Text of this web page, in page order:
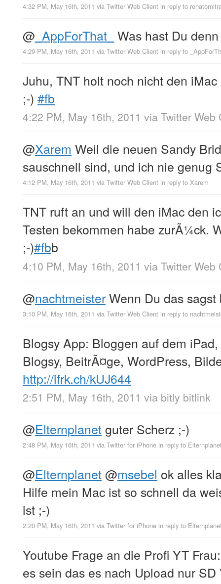
4:32 PM, May 16th, 2011 via Twitter Web Client in reply to
@ _AppForThat_ Was hast Du
4:29 PM, May 16th, 2011 via Twitter Web Client in reply to
Juhu, TNT holt noch nicht den
;-) #fb
4:22 PM, May 16th, 2011 via Twitter Web
@Xarem Weil die neuen Sandy
sauschnell sind, und ich nie genug
4:12 PM, May 16th, 2011 via Twitter Web Client in reply to Xarem
TNT ruft an und will den iMac den
Testen bekommen habe zurÃ¼ck.
;-)#fbb
4:10 PM, May 16th, 2011 via Twitter Web
@nachtmeisterWenn Du das
3:10 PM, May 16th, 2011 via Twitter Web Client in reply to
Blogsy App: Bloggen auf dem
Blogsy, BeitrÃ¤ge, WordPress,
http://ifrk.ch/kUJ644
2:51 PM, May 16th, 2011 via bitly bitlink
@Elternplanetguter Scherz ;-)
2:48 PM, May 16th, 2011 via Twitter for iPhone in reply to
@Elternplanet@msebel ok alles
Hilfe mein Mac ist so schnell da
ist ;-)
2:20 PM, May 16th, 2011 via Twitter for iPhone in reply to
Youtube Frage an die Profi YT
es sein das es nach Upload nur